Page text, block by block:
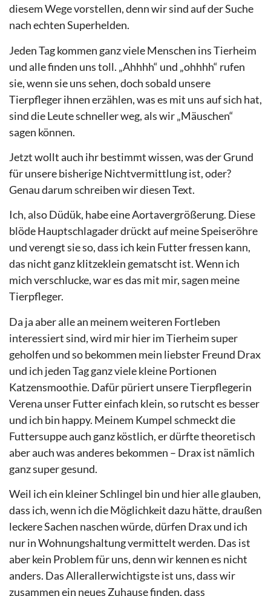
diesem Wege vorstellen, denn wir sind auf der Suche
nach echten Superhelden.
Jeden Tag kommen ganz viele Menschen ins Tierheim
und alle finden uns toll. „Ahhhh“ und „ohhhh“ rufen
sie, wenn sie uns sehen, doch sobald unsere
Tierpfleger ihnen erzählen, was es mit uns auf sich hat,
sind die Leute schneller weg, als wir „Mäuschen“
sagen können.
Jetzt wollt auch ihr bestimmt wissen, was der Grund
für unsere bisherige Nichtvermittlung ist, oder?
Genau darum schreiben wir diesen Text.
Ich, also Düdük, habe eine Aortavergrößerung. Diese
blöde Hauptschlagader drückt auf meine Speiseröhre
und verengt sie so, dass ich kein Futter fressen kann,
das nicht ganz klitzeklein gematscht ist. Wenn ich
mich verschlucke, war es das mit mir, sagen meine
Tierpfleger.
Da ja aber alle an meinem weiteren Fortleben
interessiert sind, wird mir hier im Tierheim super
geholfen und so bekommen mein liebster Freund Drax
und ich jeden Tag ganz viele kleine Portionen
Katzensmoothie. Dafür püriert unsere Tierpflegerin
Verena unser Futter einfach klein, so rutscht es besser
und ich bin happy. Meinem Kumpel schmeckt die
Futtersuppe auch ganz köstlich, er dürfte theoretisch
aber auch was anderes bekommen – Drax ist nämlich
ganz super gesund.
Weil ich ein kleiner Schlingel bin und hier alle glauben,
dass ich, wenn ich die Möglichkeit dazu hätte, draußen
leckere Sachen naschen würde, dürfen Drax und ich
nur in Wohnungshaltung vermittelt werden. Das ist
aber kein Problem für uns, denn wir kennen es nicht
anders. Das Allerallerwichtigste ist uns, dass wir
zusammen ein neues Zuhause finden, dass